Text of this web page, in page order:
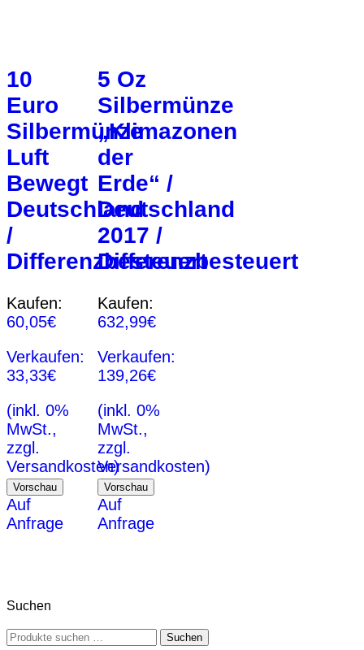
10
Euro
Silbermünze
Luft
Bewegt
Deutschland
/
Differenzbesteuert
Kaufen:
60,05€
Verkaufen:
33,33€
(inkl. 0%
MwSt.,
zzgl.
Versandkosten)
Vorschau
Auf
Anfrage
5 Oz
Silbermünze
„Klimazonen
der
Erde“ /
Deutschland
2017 /
Differenzbesteuert
Kaufen:
632,99€
Verkaufen:
139,26€
(inkl. 0%
MwSt.,
zzgl.
Versandkosten)
Vorschau
Auf
Anfrage
Suchen
Suche
Suchen